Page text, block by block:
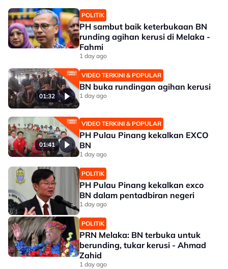
POLITIK
PH sambut baik keterbukaan BN
runding agihan kerusi di Melaka -
Fahmi
1 day ago
01:32
VIDEO TERKINI & POPULAR
BN buka rundingan agihan kerusi
1 day ago
01:41
VIDEO TERKINI & POPULAR
PH Pulau Pinang kekalkan EXCO
BN
1 day ago
POLITIK
PH Pulau Pinang kekalkan exco
BN dalam pentadbiran negeri
1 day ago
POLITIK
PRN Melaka: BN terbuka untuk
berunding, tukar kerusi - Ahmad
Zahid
1 day ago